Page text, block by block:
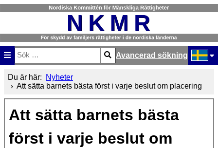
Sök
Type 2 or more characters for results.
Avancerad sökning
Du är här:
Nyheter
Att sätta barnets bästa först i varje beslut om placering
Att sätta barnets bästa
först i varje beslut om